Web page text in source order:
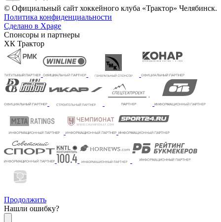
© Официальный сайт хоккейного клуба «Трактор» Челябинск.
Политика конфиденциальности
Сделано в Xpage
Спонсоры и партнеры
ХК Трактор
Продолжить
Нашли ошибку?